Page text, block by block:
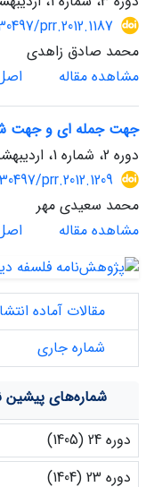
prr.2012.1187
محمد صادق زاهدی
مشاهده مقاله
جهت جمله ای و جهت
دوره 2، شماره 1، اردیبهشت 1383، صفحه
prr.2012.1209
محمد سعیدی مهر
مشاهده مقاله
مقالات آماده
شماره جاری
شماره‌های پیشین
دوره 24 (1405)
دوره 23 (1404)